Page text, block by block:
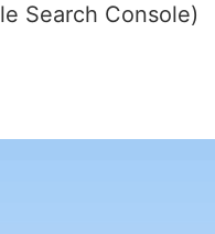
Search Console)